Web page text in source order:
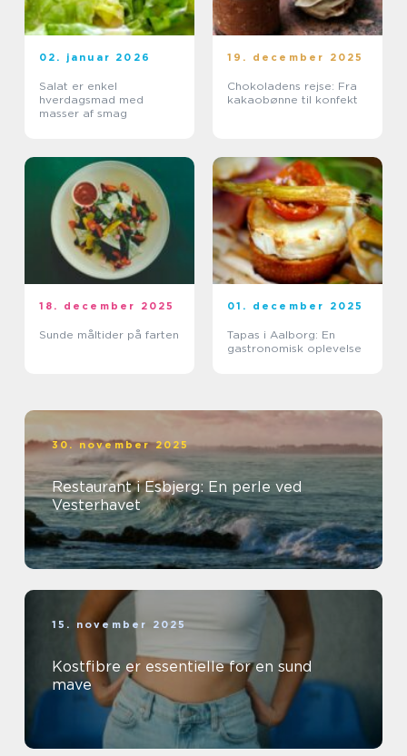
02. januar 2026
Salat er enkel
hverdagsmad med
masser af smag
19. december 2025
Chokoladens rejse: Fra
kakaobønne til konfekt
18. december 2025
Sunde måltider på farten
01. december 2025
Tapas i Aalborg: En
gastronomisk oplevelse
30. november 2025
Restaurant i Esbjerg: En perle ved
Vesterhavet
15. november 2025
Kostfibre er essentielle for en sund
mave